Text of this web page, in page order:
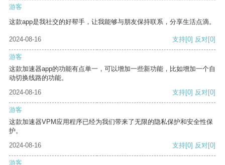
游客
这款app是我社交的好帮手，让我能够与朋友保持联系，分享生活点滴。
2024-08-16 支持[0] 反对[0]
游客
这款加速器app的功能有点单一，可以增加一些新功能，比如增加一个自
动切换线路的功能。
2024-08-16
支持[0] 反对[0]
游客
这款加速器VPM应用程序已经为我们带来了无限的隐私保护和安全性保
护。
2024-08-16
支持[0] 反对[0]
游客